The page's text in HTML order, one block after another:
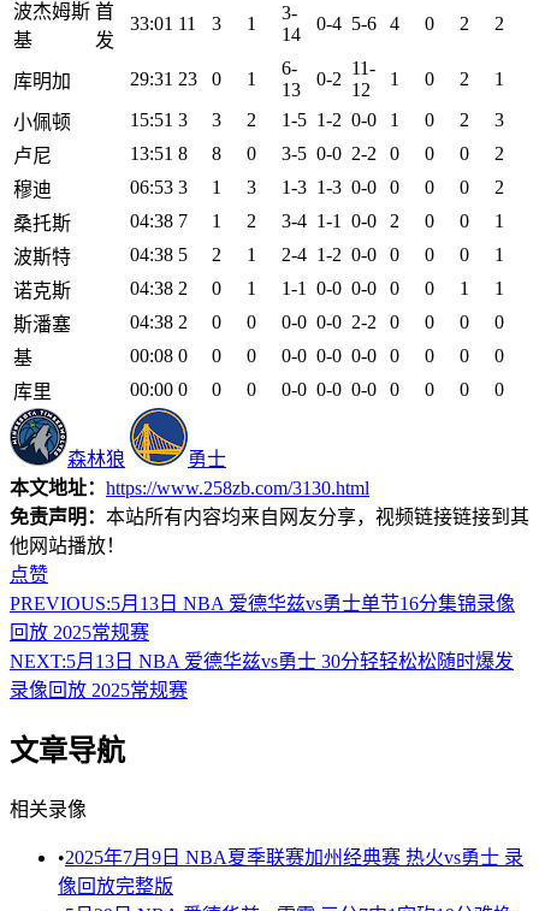
波杰姆斯
基
首
发
33:01 11 3 1
3-
14
0-4 5-6 4 0 2 2
库明加 29:31 23 0 1
6-
13
0-2
11-
12
1 0 2 1
小佩顿 15:51 3 3 2 1-5 1-2 0-0 1 0 2
3
卢尼
13:51 8 8 0 3-5 0-0 2-2 0 0 0
2
穆迪
06:53 3 1 3 1-3 1-3 0-0 0 0 0
2
桑托斯
04:38 7 1 2 3-4 1-1 0-0 2 0 0
1
波斯特
04:38 5 2 1 2-4 1-2 0-0 0 0 0
1
诺克斯
04:38 2 0 1 1-1 0-0 0-0 0 0 1
1
斯潘塞
04:38 2 0 0 0-0 0-0 2-2 0 0 0
0
基
00:08 0 0 0 0-0 0-0 0-0 0 0 0
0
库里
00:00 0 0 0 0-0 0-0 0-0 0 0 0 0
森林狼
勇士
本文地址： https://www.258zb.com/3130.html
免责声明： 本站所有内容均来自网友分享，视频链接链接到其
他网站播放！
点赞
PREVIOUS:5月13日 NBA 爱德华兹vs勇士单节16分集锦录像
回放 2025常规赛
NEXT:5月13日 NBA 爱德华兹vs勇士 30分轻轻松松随时爆发
录像回放 2025常规赛
文章导航
相关录像
•2025年7月9日 NBA夏季联赛加州经典赛 热火vs勇士 录
像回放完整版